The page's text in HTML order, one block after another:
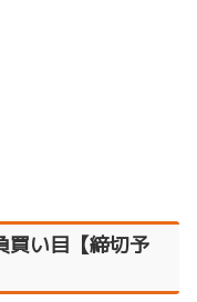
い目【締切予